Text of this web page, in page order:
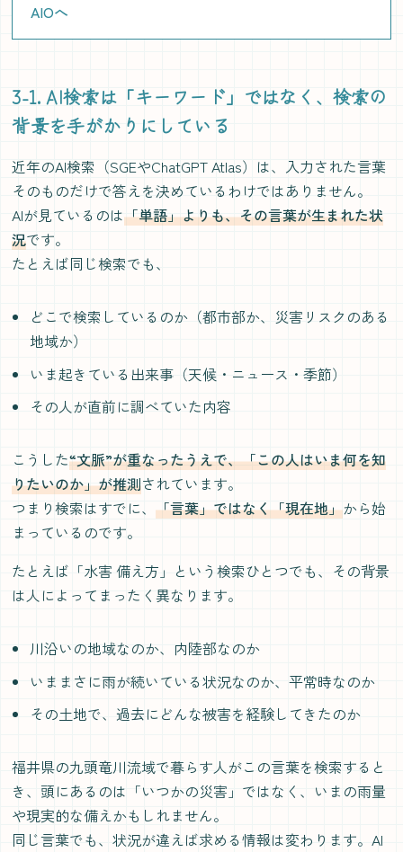
AIOへ
3-1. AI検索は「キーワード」ではなく、検索の
背景を手がかりにしている
近年のAI検索（SGEやChatGPT Atlas）は、入力された言葉
そのものだけで答えを決めているわけではありません。
AIが見ているのは「単語」よりも、その言葉が生まれた状
況です。
たとえば同じ検索でも、
どこで検索しているのか（都市部か、災害リスクのある
地域か）
いま起きている出来事（天候・ニュース・季節）
その人が直前に調べていた内容
こうした“文脈”が重なったうえで、「この人はいま何を知
りたいのか」が推測されています。
つまり検索はすでに、「言葉」ではなく「現在地」から始
まっているのです。
たとえば「水害 備え方」という検索ひとつでも、その背景
は人によってまったく異なります。
川沿いの地域なのか、内陸部なのか
いままさに雨が続いている状況なのか、平常時なのか
その土地で、過去にどんな被害を経験してきたのか
福井県の九頭竜川流域で暮らす人がこの言葉を検索すると
き、頭にあるのは「いつかの災害」ではなく、いまの雨量
や現実的な備えかもしれません。
同じ言葉でも、状況が違えば求める情報は変わります。AI